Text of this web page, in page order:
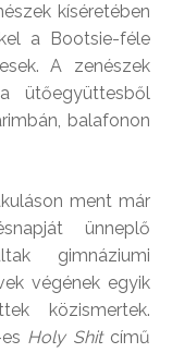
kíséretében
a Bootsie-féle
A zenészek
ütőegyüttesből
balafonon
ment már
ünneplő
gimnáziumi
végének egyik
közismertek.
Holy Shitcímű